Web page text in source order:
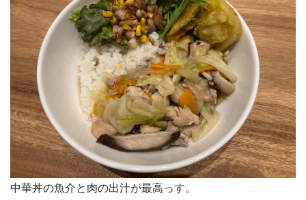
中華丼の魚介と肉の出汁が最高っす。